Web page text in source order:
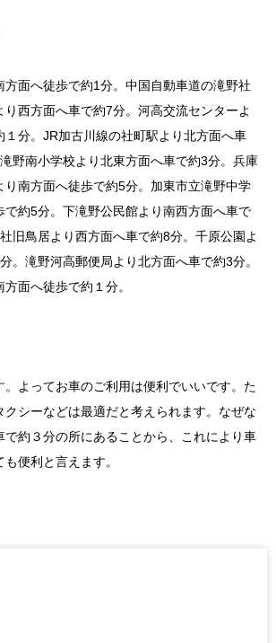
方面へ徒歩で約1分。中国自動車道の滝野社
り西方面へ車で約7分。河高交流センターよ
１分。JR加古川線の社町駅より北方面へ車
野南小学校より北東方面へ車で約3分。兵庫
り南方面へ徒歩で約5分。加東市立滝野中学
で約5分。下滝野公民館より南西方面へ車で
旧鳥居より西方面へ車で約8分。千原公園よ
。滝野河高郵便局より北方面へ車で約3分。
面へ徒歩で約１分。
。よってお車のご利用は便利でいいです。た
クシーなどは最適だと考えられます。なぜな
で約３分の所にあることから、これにより車
便利と言えます。